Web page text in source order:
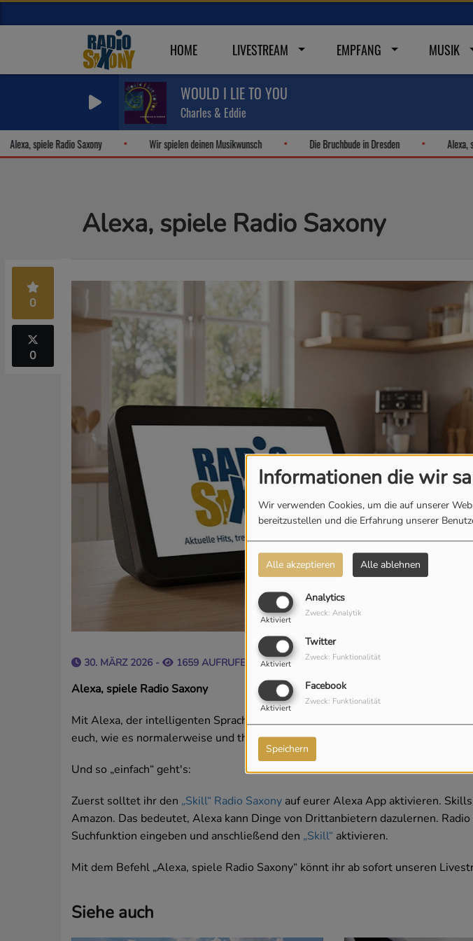
Informationen die wir
Wir verwenden Cookies, um die auf unserer
bereitzustellen und die Erfahrung unserer
Alle akzeptieren Alle ablehnen
Analytics
Aktiviert
Zweck: Analytik
Twitter
Aktiviert
Zweck: Funktionalität
Facebook
Aktiviert
Zweck: Funktionalität
Speichern
HOME LIVESTREAM EMPFANG MUSIK
WOULD I LIE TO YOU
Charles & Eddie
spiele Radio Saxony Wir spielen deinen Musikwunsch Die Bruchbude in Dresden Alexa,
Alexa, spiele Radio Saxony
0
0
30. MÄRZ 2026 - 1659 AUFRUFE
Alexa, spiele Radio Saxony
Mit Alexa, der intelligenten SprachsteuerungvonAmazon, könntihrRadio
euch, wie es normalerweise und theoretischgeh
Und so „einfach“geht's:
Zuerst solltet ihrden „Skill“ Radio Saxony auf eurer Alexa App aktivieren.
Amazon. Das bedeutet, Alexa kann Dinge von Drittanbietern dazulernen. Radio
Suchfunktion eingeben und anschließend den „Skill“ aktivieren.
Mit dem Befehl „Alexa, spiele Radio Saxony“ könnt ihr ab sofort unseren Live
Siehe auch